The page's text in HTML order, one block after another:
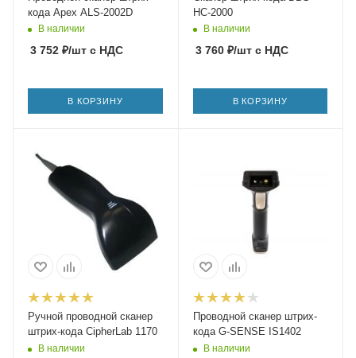
кода Apex ALS-2002D
В наличии
3 752 ₽/шт с НДС
В КОРЗИНУ
HC-2000
В наличии
3 760₽/штс НДС
В КОРЗИНУ
Ручной проводной сканер
штрих-кода CipherLab 1170
В наличии
Проводной сканер штрих-
кода G-SENSE IS1402
В наличии